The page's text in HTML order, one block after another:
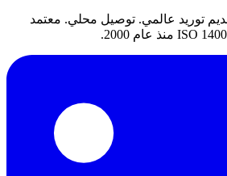
توريد عالمي. توصيل محلي. معتمد